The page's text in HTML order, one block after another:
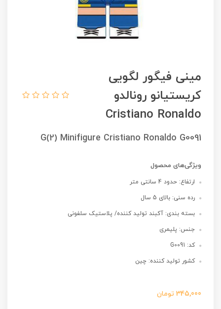
مینی فیگور لگویی
کریستیانو رونالدو
Cristiano Ronaldo
G(2) Minifigure Cristiano Ronaldo G0091
ویژگی‌های محصول
ارتفاع: حدود 4 سانتی متر
رده سنی: بالای 5 سال
بسته بندی: آکبند تولید کننده/ پلاستیک سلفونی
جنس: پلیمری
کد: G0091
کشور تولید کننده: چین
345,000 تومان